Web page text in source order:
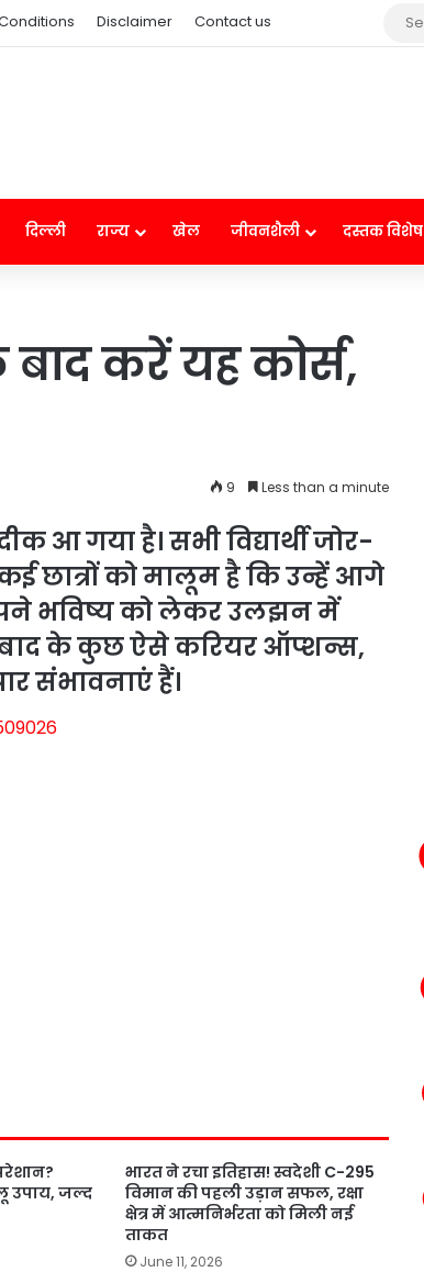
Disclaimer Contact us
दिल्ली राज्य खेल जीवनशैली दस्तक विशेष
बाद करें यह कोर्स,
9 Less than a minute
आ गया है। सभी विद्यार्थी जोर-
कई छात्रों को मालूम है कि उन्हें आगे
भविष्य को लेकर उलझन में
बाद के कुछ ऐसे करियर ऑप्शन्स,
संभावनाएं हैं।
उपाय, जल्द
भारत ने रचा इतिहास! स्वदेशी C-295
विमान की पहली उड़ान सफल, रक्षा
क्षेत्र में आत्मनिर्भरता को मिली नई
ताकत
June 11, 2026